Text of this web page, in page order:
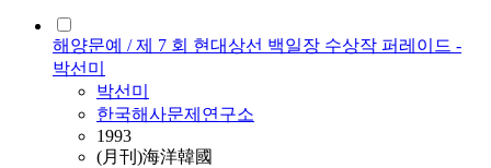
해양문예 / 제 7 회 현대상선 백일장 수상작 퍼레이드 -
박선미
박선미
한국해사문제연구소
1993
(月刊)海洋韓國